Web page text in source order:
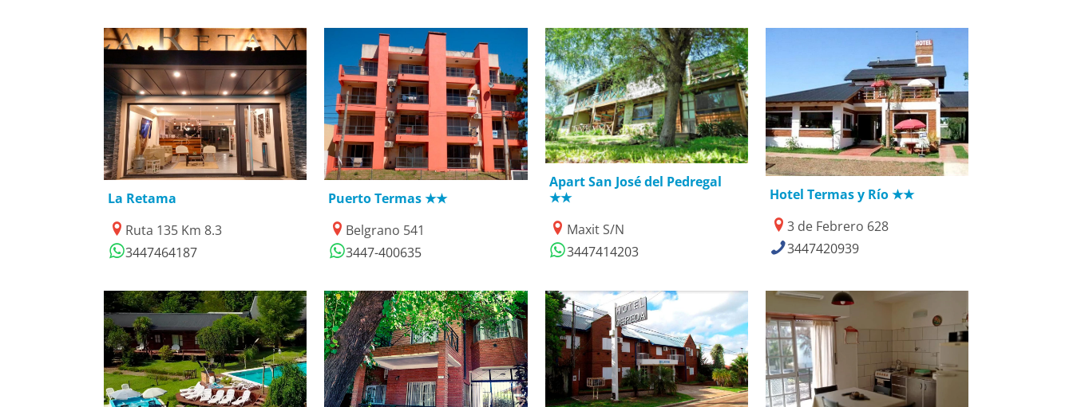
28/10/2022
La Retama
Ruta 135 Km 8.3
3447464187
23/03/2021
Puerto Termas ★★
Belgrano 541
3447-400635
01/09/2021
Apart San José del Pedregal
★★
Maxit S/N
3447414203
19/06/2018
Hotel Termas y Río ★★
3 de Febrero 628
3447420939